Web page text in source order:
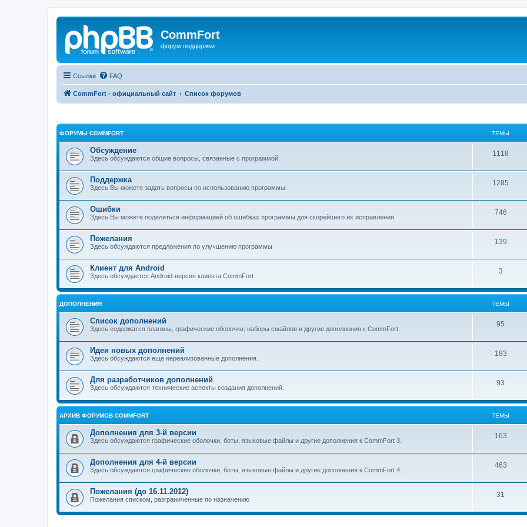
CommFort
форум поддержки
Ссылки FAQ
CommFort - официальный сайт Список форумов
ФОРУМЫ COMMFORT ТЕМЫ
Обсуждение
Здесь обсуждаются общие вопросы, связанные с программой.
1118
Поддержка
Здесь Вы можете задать вопросы по использованию программы.
1285
Ошибки
Здесь Вы можете поделиться информацией об ошибках программы для скорейшего их исправления.
746
Пожелания
Здесь обсуждаются предложения по улучшению программы
139
Клиент для Android
Здесь обсуждается Android-версия клиента CommFort
3
ДОПОЛНЕНИЯ ТЕМЫ
Список дополнений
Здесь содержатся плагины, графические оболочки, наборы смайлов и другие дополнения к CommFort.
95
Идеи новых дополнений
Здесь обсуждаются еще нереализованные дополнения.
183
Для разработчиков дополнений
Здесь обсуждаются технические аспекты создания дополнений.
93
АРХИВ ФОРУМОВ COMMFORT ТЕМЫ
Дополнения для 3-й версии
Здесь обсуждаются графические оболочки, боты, языковые файлы и другие дополнения к CommFort 3.
163
Дополнения для 4-й версии
Здесь обсуждаются графические оболочки, боты, языковые файлы и другие дополнения к CommFort 4.
463
Пожелания (до 16.11.2012)
Пожелания списком, разграниченные по назначению
31